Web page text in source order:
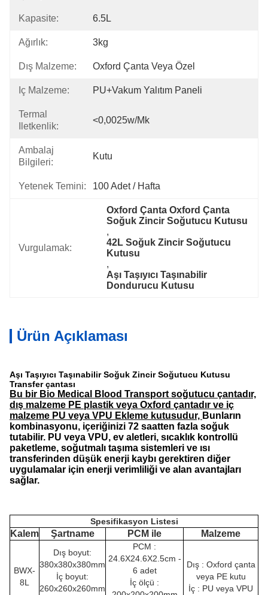
Kapasite: 6.5L
Ağırlık: 3kg
Dış Malzeme: Oxford Çanta Veya Özel
Iç Malzeme: PU+Vakum Yalıtım Paneli
Termal
Iletkenlik:
<0,0025w/mk
Ambalaj
Bilgileri:
Kutu
Yetenek Temini: 100 Adet / Hafta
Vurgulamak:
Oxford Çanta Oxford Çanta
Soğuk Zincir Soğutucu Kutusu
,
42L Soğuk Zincir Soğutucu
Kutusu
,
Aşı Taşıyıcı Taşınabilir
Dondurucu Kutusu
Ürün Açıklaması
Aşı Taşıyıcı Taşınabilir Soğuk Zincir Soğutucu Kutusu
Transfer çantası
Bu bir Bio Medical Blood Transport soğutucu çantadır,
dış malzeme PE plastik veya Oxford çantadır ve iç
malzeme PU veya VPU Ekleme kutusudur, Bunların
kombinasyonu, içeriğinizi 72 saatten fazla soğuk
tutabilir. PU veya VPU, ev aletleri, sıcaklık kontrollü
paketleme, soğutmalı taşıma sistemleri ve ısı
transferinden düşük enerji kaybı gerektiren diğer
uygulamalar için enerji verimliliği ve alan avantajları
sağlar.
Spesifikasyon Listesi
Kalem Şartname PCM ile Malzeme
BWX-
8L
Dış boyut:
380x380x380mm
İç boyut:
260x260x260mm
PCM :
24.6X24.6X2.5cm -
6 adet
İç ölçü :
Dış : Oxford çanta
veya PE kutu
İç : PU veya VPU